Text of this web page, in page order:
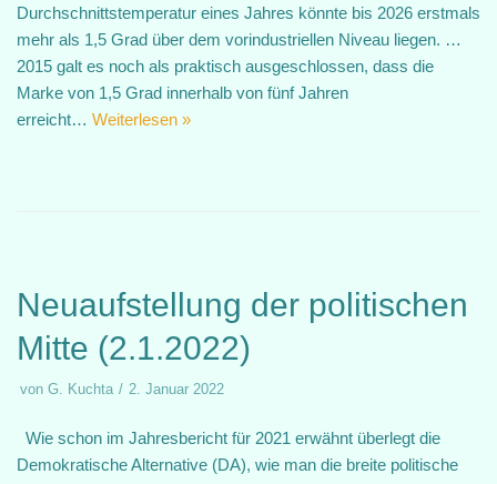
Durchschnittstemperatur eines Jahres könnte bis 2026 erstmals
mehr als 1,5 Grad über dem vorindustriellen Niveau liegen. …
2015 galt es noch als praktisch ausgeschlossen, dass die
Marke von 1,5 Grad innerhalb von fünf Jahren
erreicht… Weiterlesen »
Neuaufstellung der politischen
Mitte (2.1.2022)
von G. Kuchta 2. Januar 2022
Wie schon im Jahresbericht für 2021 erwähnt überlegt die
Demokratische Alternative (DA), wie man die breite politische